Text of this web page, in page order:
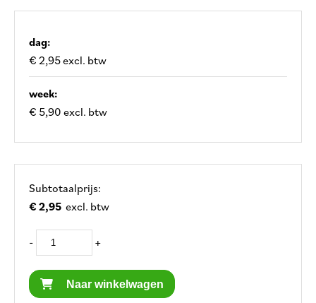
dag:
€ 2,95 excl. btw
week:
€ 5,90 excl. btw
Subtotaalprijs:
€ 2,95 excl. btw
- +
Naar winkelwagen